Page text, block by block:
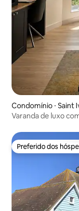
Condomínio ⋅ Saint
Varanda de luxo
Preferido dos
Preferido dos